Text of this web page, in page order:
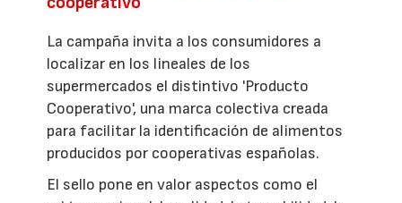
La campaña invita a los consumidores a
localizar en los lineales de los
supermercados el distintivo 'Producto
Cooperativo', una marca colectiva creada
para facilitar la identificación de alimentos
producidos por cooperativas españolas.
El sello pone en valor aspectos como el